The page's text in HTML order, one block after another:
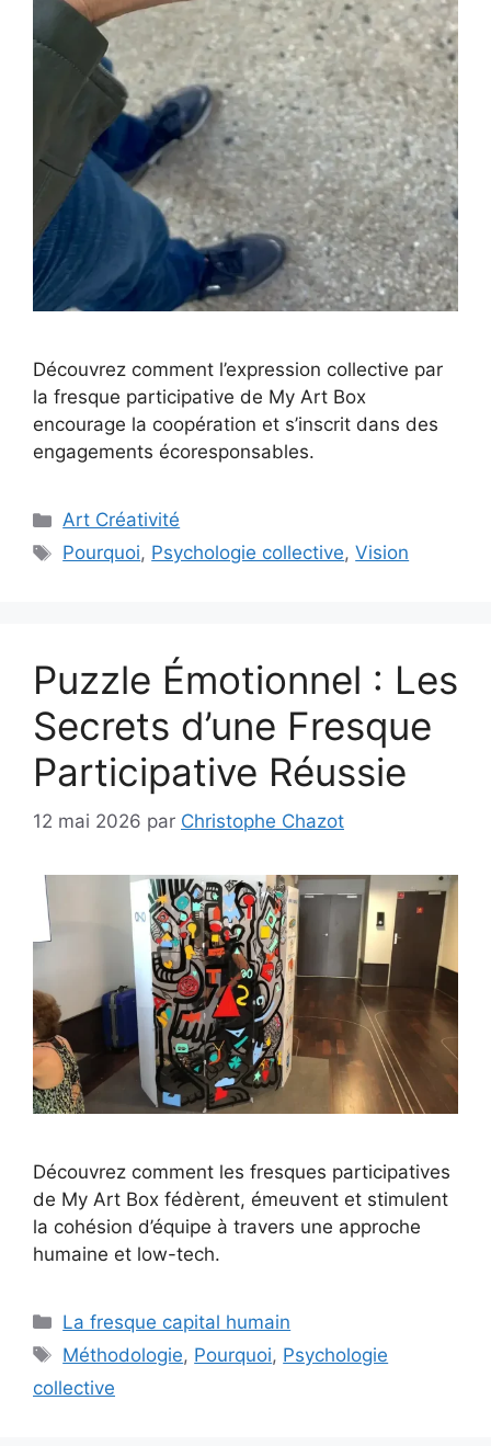
Découvrez comment l’expression collective par
la fresque participative de My Art Box
encourage la coopération et s’inscrit dans des
engagements écoresponsables.
Catégories
Art Créativité
Étiquettes
Pourquoi, Psychologie collective,Vision
Puzzle Émotionnel : Les
Secrets d’une Fresque
Participative Réussie
12 mai 2026 par Christophe Chazot
Découvrez comment les fresques participatives
de My Art Box fédèrent, émeuvent et stimulent
la cohésion d’équipe à travers une approche
humaine et low-tech.
Catégories
La fresque capital humain
Étiquettes
Méthodologie, Pourquoi, Psychologie
collective